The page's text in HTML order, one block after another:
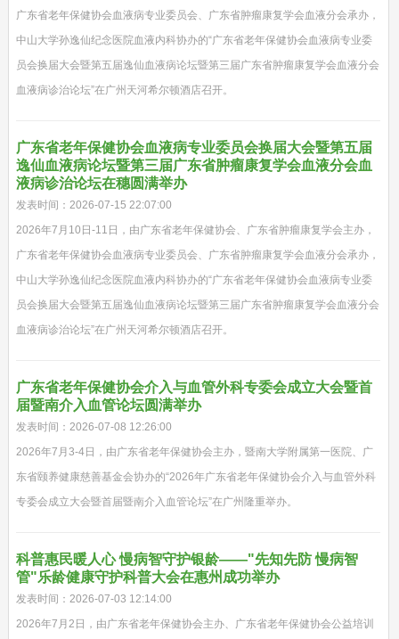
广东省老年保健协会血液病专业委员会、广东省肿瘤康复学会血液分会承办，
中山大学孙逸仙纪念医院血液内科协办的“广东省老年保健协会血液病专业委
员会换届大会暨第五届逸仙血液病论坛暨第三届广东省肿瘤康复学会血液分会
血液病诊治论坛”在广州天河希尔顿酒店召开。
广东省老年保健协会血液病专业委员会换届大会暨第五届
逸仙血液病论坛暨第三届广东省肿瘤康复学会血液分会血
液病诊治论坛在穗圆满举办
发表时间：2026-07-15 22:07:00
2026年7月10日-11日，由广东省老年保健协会、广东省肿瘤康复学会主办，
广东省老年保健协会血液病专业委员会、广东省肿瘤康复学会血液分会承办，
中山大学孙逸仙纪念医院血液内科协办的“广东省老年保健协会血液病专业委
员会换届大会暨第五届逸仙血液病论坛暨第三届广东省肿瘤康复学会血液分会
血液病诊治论坛”在广州天河希尔顿酒店召开。
广东省老年保健协会介入与血管外科专委会成立大会暨首
届暨南介入血管论坛圆满举办
发表时间：2026-07-08 12:26:00
2026年7月3-4日，由广东省老年保健协会主办，暨南大学附属第一医院、广
东省颐养健康慈善基金会协办的“2026年广东省老年保健协会介入与血管外科
专委会成立大会暨首届暨南介入血管论坛”在广州隆重举办。
科普惠民暖人心 慢病智守护银龄——"先知先防 慢病智
管"乐龄健康守护科普大会在惠州成功举办
发表时间：2026-07-03 12:14:00
2026年7月2日，由广东省老年保健协会主办、广东省老年保健协会公益培训